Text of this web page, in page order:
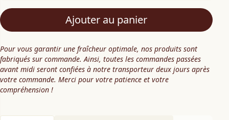
Ajouter au panier
Pour vous garantir une fraîcheur optimale, nos produits sont
fabriqués sur commande. Ainsi, toutes les commandes passées
avant midi seront confiées à notre transporteur deux jours après
votre commande. Merci pour votre patience et votre
compréhension !